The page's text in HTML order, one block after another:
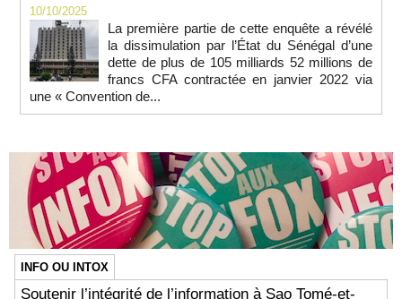
10/10/2025
La première partie de cette enquête a révélé
la dissimulation par l’État du Sénégal d’une
dette de plus de 105 milliards 52 millions de
francs CFA contractée en janvier 2022 via
une « Convention de...
INFO OU INTOX
Soutenir l’intégrité de l’information à Sao Tomé-et-